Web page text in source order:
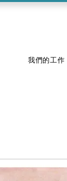
我們的工作